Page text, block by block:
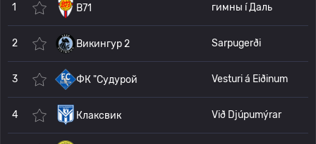
1 B71 гимны í Даль
2 Викингур 2 Sarpugerði
3 ФК "Судурой Vesturi á Eiðinum
4 Клаксвик Við Djúpumýrar